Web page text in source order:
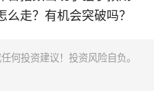
走？有机会突破吗？
何投资建议！投资风险自负。